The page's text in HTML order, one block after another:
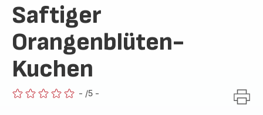
Saftiger
Orangenblüten-
Kuchen
- /5 -